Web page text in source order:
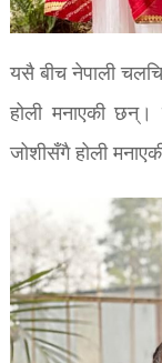
यसै बीच नेपाली
होली मनाएकी छन्।
जोशीसँगै होली